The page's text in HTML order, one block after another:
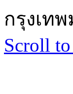
กรุงเท
Scroll